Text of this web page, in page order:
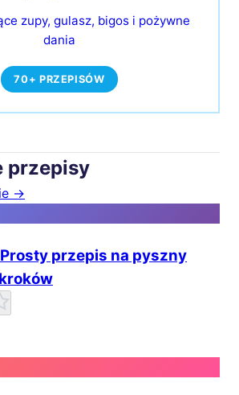
zupy, gulasz, bigos i pożywne
dania
70+ PRZEPISÓW
przepisy
→
przepis na pyszny